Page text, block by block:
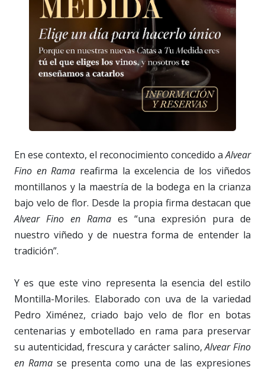
En ese contexto, el reconocimiento concedido aAlvear
Fino en Rama reafirma la excelencia de los viñedos
montillanos y la maestría de la bodega en la crianza
bajo velo de flor. Desde la propia firma destacan que
Alvear Fino en Rama es “una expresión pura de
nuestro viñedo y de nuestra forma de entender la
tradición”.
Y es que este vino representa la esencia del estilo
Montilla-Moriles. Elaborado con uva de la variedad
Pedro Ximénez, criado bajo velo de flor en botas
centenarias y embotellado en rama para preservar
su autenticidad, frescura y carácter salino,Alvear Fino
en Rama se presenta como una de las expresiones